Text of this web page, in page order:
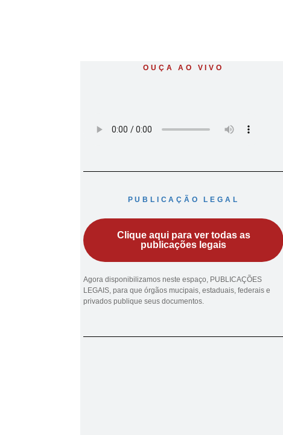
OUÇA AO VIVO
PUBLICAÇÃO LEGAL
Clique aqui para ver todas as
publicações legais
Agora disponibilizamos neste espaço, PUBLICAÇÕES
LEGAIS, para que órgãos mucipais, estaduais, federais e
privados publique seus documentos.